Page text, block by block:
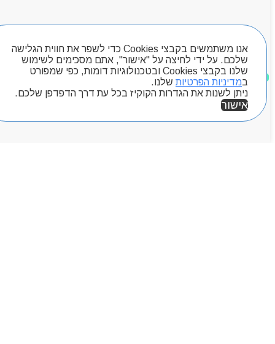
אנו משתמשים בקבצי Cookies כדי לשפר את חווית הגלישה
שלכם. על ידי לחיצה על "אישור", אתם מסכימים לשימוש
שלנו בקבצי Cookies ובטכנולוגיות דומות, כפי שמפורט
במדיניות הפרטיות שלנו.
ניתן לשנות את הגדרות הקוקיז בכל עת דרך הדפדפן שלכם.
אישור
חיפוש מוצרים
מוצרים שאהבתי
המגזין
יצירת קשר
מותגים
Byou